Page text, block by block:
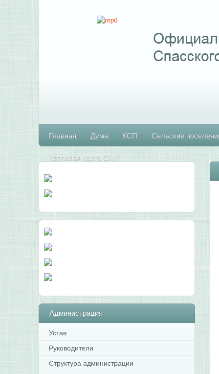
Главная Дума КСП Сельские
Тепловая карта СМР
Администрация
Устав
Руководители
Структура администрации